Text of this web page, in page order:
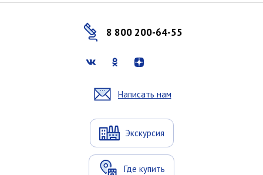
8 800 200-64-55
Написать нам
Экскурсия
Где купить